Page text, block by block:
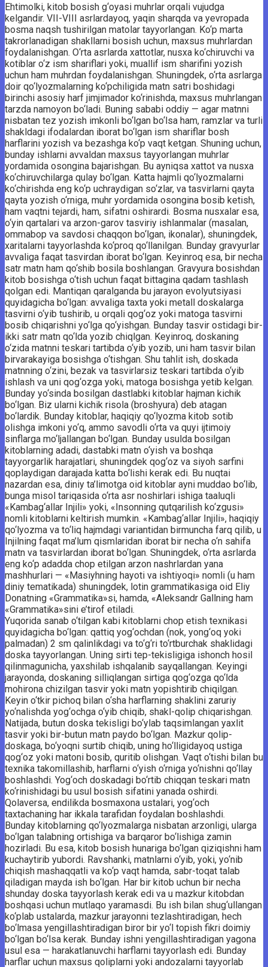
Ehtimolki, kitob bosish g‘oyasi muhrlar orqali vujudga
kelgandir. VII-VIII asrlardayoq, yaqin sharqda va yevropada
bosma naqsh tushirilgan matolar tayyorlangan. Ko‘p marta
takrorlanadigan shakllarni bosish uchun, maxsus muhrlardan
foydalanishgan. O‘rta asrlarda xattotlar, nusxa ko‘chiruvchi va
kotiblar o‘z ism shariflari yoki, muallif ism sharifini yozish
uchun ham muhrdan foydalanishgan. Shuningdek, o‘rta asrlarga
doir qo‘lyozmalarning ko‘pchiligida matn satri boshidagi
birinchi asosiy harf jimjimador ko‘rinishda, maxsus muhrlangan
tarzda namoyon bo‘ladi. Buning sababi oddiy — agar matnni
nisbatan tez yozish imkonli bo‘lgan bo‘lsa ham, ramzlar va turli
shakldagi ifodalardan iborat bo‘lgan ism shariflar bosh
harflarini yozish va bezashga ko‘p vaqt ketgan. Shuning uchun,
bunday ishlarni avvaldan maxsus tayyorlangan muhrlar
yordamida osongina bajarishgan. Bu ayniqsa xattot va nusxa
ko‘chiruvchilarga qulay bo‘lgan. Katta hajmli qo‘lyozmalarni
ko‘chirishda eng ko‘p uchraydigan so‘zlar, va tasvirlarni qayta
qayta yozish o‘rniga, muhr yordamida osongina bosib ketish,
ham vaqtni tejardi, ham, sifatni oshirardi. Bosma nusxalar esa,
o‘yin qartalari va arzon-garov tasviriy ishlanmalar (masalan,
ommabop va savdosi chaqqon bo‘lgan, ikonalar), shuningdek,
xaritalarni tayyorlashda ko‘proq qo‘llanilgan. Bunday gravyurlar
avvaliga faqat tasvirdan iborat bo‘lgan. Keyinroq esa, bir necha
satr matn ham qo‘shib bosila boshlangan. Gravyura bosishdan
kitob bosishga o‘tish uchun faqat bittagina qadam tashlash
qolgan edi. Mantiqan qaralganda bu jarayon evolyutsiyasi
quyidagicha bo‘lgan: avvaliga taxta yoki metall doskalarga
tasvirni o‘yib tushirib, u orqali qog‘oz yoki matoga tasvirni
bosib chiqarishni yo‘lga qo‘yishgan. Bunday tasvir ostidagi bir-
ikki satr matn qo‘lda yozib chiqlgan. Keyinroq, doskaning
o‘zida matnni teskari tartibda o‘yib yozib, uni ham tasvir bilan
birvarakayiga bosishga o‘tishgan. Shu tahlit ish, doskada
matnning o‘zini, bezak va tasvirlarsiz teskari tartibda o‘yib
ishlash va uni qog‘ozga yoki, matoga bosishga yetib kelgan.
Bunday yo‘sinda bosilgan dastlabki kitoblar hajman kichik
bo‘lgan. Biz ularni kichik risola (broshyura) deb atagan
bo‘lardik. Bunday kitoblar, haqiqiy qo‘lyozma kitob sotib
olishga imkoni yo‘q, ammo savodli o‘rta va quyi ijtimoiy
sinflarga mo‘ljallangan bo‘lgan. Bunday usulda bosilgan
kitoblarning adadi, dastabki matn o‘yish va boshqa
tayyorgarlik harajatlari, shuningdek qog‘oz va siyoh sarfini
qoplaydigan darajada katta bo‘lishi kerak edi. Bu nuqtai
nazardan esa, diniy ta’limotga oid kitoblar ayni muddao bo‘lib,
bunga misol tariqasida o‘rta asr noshirlari ishiga taaluqli
«Kambag‘allar Injili» yoki, «Insonning qutqarilish ko‘zgusi»
nomli kitoblarni keltirish mumkin. «Kambag‘allar Injili», haqiqiy
qo‘lyozma va to‘liq hajmdagi variantidan birmuncha farq qilib, u
Injilning faqat ma’lum qismlaridan iborat bir necha o‘n sahifa
matn va tasvirlardan iborat bo‘lgan. Shuningdek, o‘rta asrlarda
eng ko‘p adadda chop etilgan arzon nashrlardan yana
mashhurlari — «Masiyhning hayoti va ishtiyoqi» nomli (u ham
diniy tematikada) shuningdek, lotin grammatikasiga oid Eliy
Donatning «Grammatika»si, hamda, «Aleksandr Gallning ham
«Grammatika»sini e’tirof etiladi.
Yuqorida sanab o‘tilgan kabi kitoblarni chop etish texnikasi
quyidagicha bo‘lgan: qattiq yog‘ochdan (nok, yong‘oq yoki
palmadan) 2 sm qalinlikdagi va to‘g‘ri to‘rtburchak shaklidagi
doska tayyorlangan. Uning sirti tep-tekisligiga ishonch hosil
qilinmagunicha, yaxshilab ishqalanib sayqallangan. Keyingi
jarayonda, doskaning silliqlangan sirtiga qog‘ozga qo‘lda
mohirona chizilgan tasvir yoki matn yopishtirib chiqilgan.
Keyin o‘tkir pichoq bilan o‘sha harflarning shaklini zaruriy
yo‘nalishda yog‘ochga o‘yib chiqib, shakl-qolip chiqarishgan.
Natijada, butun doska tekisligi bo‘ylab taqsimlangan yaxlit
tasvir yoki bir-butun matn paydo bo‘lgan. Mazkur qolip-
doskaga, bo‘yoqni surtib chiqib, uning ho‘lligidayoq ustiga
qog‘oz yoki matoni bosib, quritib olishgan. Vaqt o‘tishi bilan bu
texnika takomillashib, harflarni o‘yish o‘rniga yo‘nishni qo‘llay
boshlashdi. Yog‘och doskadagi bo‘rtib chiqqan teskari matn
ko‘rinishidagi bu usul bosish sifatini yanada oshirdi.
Qolaversa, endilikda bosmaxona ustalari, yog‘och
taxtachaning har ikkala tarafidan foydalan boshlashdi.
Bunday kitoblarning qo‘lyozmalarga nisbatan arzonligi, ularga
bo‘lgan talabning ortishiga va barqaror bo‘lishiga zamin
hozirladi. Bu esa, kitob bosish hunariga bo‘lgan qiziqishni ham
kuchaytirib yubordi. Ravshanki, matnlarni o‘yib, yoki, yo‘nib
chiqish mashaqqatli va ko‘p vaqt hamda, sabr-toqat talab
qiladigan mayda ish bo‘lgan. Har bir kitob uchun bir necha
shunday doska tayyorlash kerak edi va u mazkur kitobdan
boshqasi uchun mutlaqo yaramasdi. Bu ish bilan shug‘ullangan
ko‘plab ustalarda, mazkur jarayonni tezlashtiradigan, hech
bo‘lmasa yengillashtiradigan biror bir yo‘l topish fikri doimiy
bo‘lgan bo‘lsa kerak. Bunday ishni yengillashtiradigan yagona
usul esa — harakatlanuvchi harflarni tayyorlash edi. Bunday
harflar uchun maxsus qoliplarni yoki andozalarni tayyorlab